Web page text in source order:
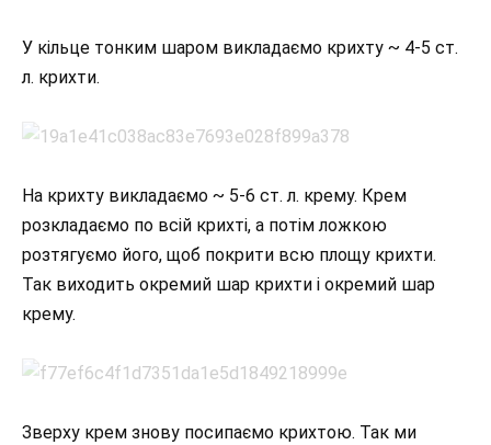
У кільце тонким шаром викладаємо крихту ~ 4-5 ст.
л. крихти.
На крихту викладаємо ~ 5-6 ст. л. крему. Крем
розкладаємо по всій крихті, а потім ложкою
розтягуємо його, щоб покрити всю площу крихти.
Так виходить окремий шар крихти і окремий шар
крему.
Зверху крем знову посипаємо крихтою. Так ми